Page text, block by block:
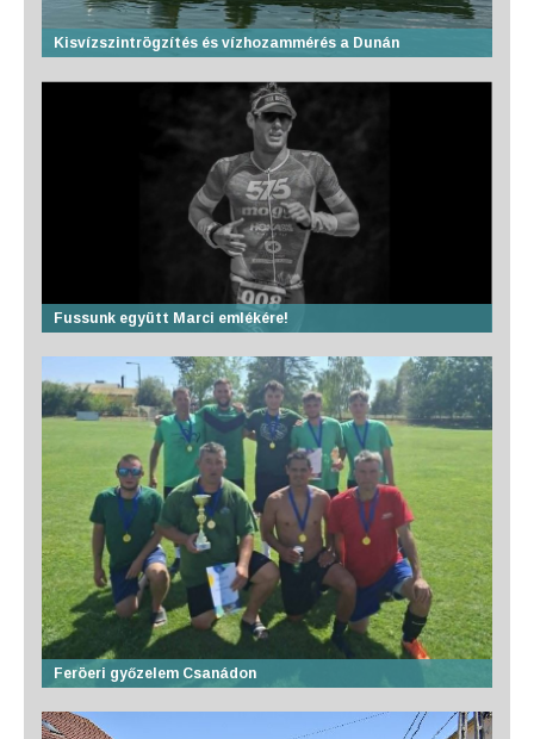
Kisvízszintrögzítés és vízhozammérés a Dunán
Fussunk együtt Marci emlékére!
Feröeri győzelem Csanádon